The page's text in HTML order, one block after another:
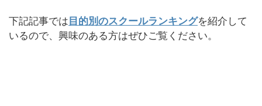
下記記事では 目的別のスクールランキングを紹介して
いるので、興味のある方はぜひご覧ください。